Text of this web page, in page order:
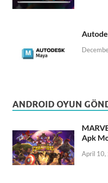
ANDROID OYUN
Apk
April 10,